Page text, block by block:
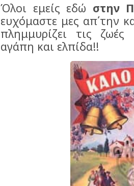
Όλοι εμείς εδώ στην
ευχόμαστε μες απ΄την
πλημμυρίζει τις
αγάπη και ελπίδα!!